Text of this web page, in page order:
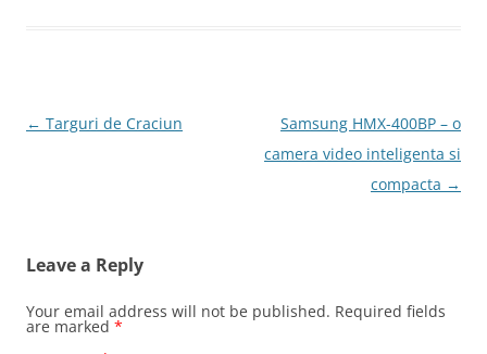
Post
← Targuri de Craciun
Samsung HMX-400BP – o
camera video inteligenta si
compacta →
Leave a Reply
Your email address will not be published. Required fields
are marked *